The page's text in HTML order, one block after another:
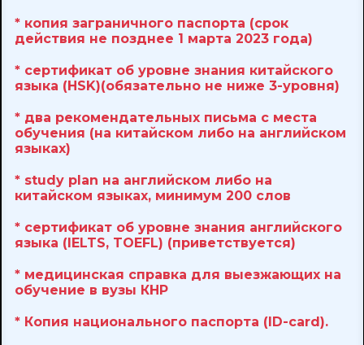
* копия заграничного паспорта (срок
действия не позднее 1 марта 2023 года)
* сертификат об уровне знания китайского
языка (HSK)(обязательно не ниже 3-уровня)
* два рекомендательных письма с места
обучения (на китайском либо на английском
языках)
* study plan на английском либо на
китайском языках, минимум 200 слов
* cертификат об уровне знания английского
языка (IELTS, TOEFL) (приветствуется)
* медицинская справка для выезжающих на
обучение в вузы КНР
* Копия национального паспорта (ID-card).